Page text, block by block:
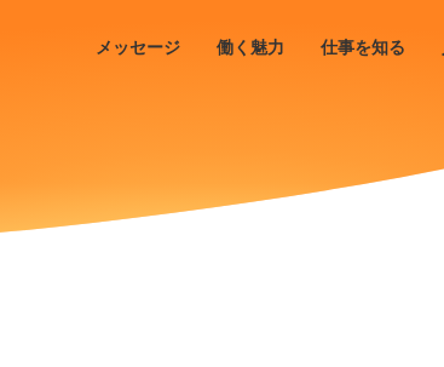
メッセージ 働く魅力 仕事を知る